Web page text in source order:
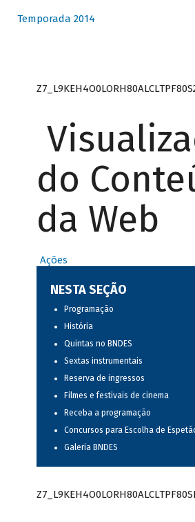
Temporada 2014
do
da Web
Ações
NESTA SEÇÃO
Programação
História
Quintas no BNDES
Sextas instrumentais
Reserva de ingressos
Filmes e festivais de cinema
Receba a programação
Concursos para Escolha de
Galeria BNDES